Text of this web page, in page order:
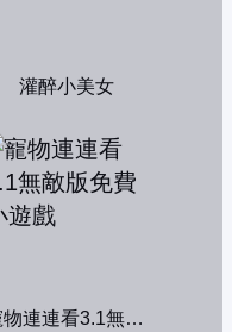
灌醉小美女
寵物連連看3.1無敵版